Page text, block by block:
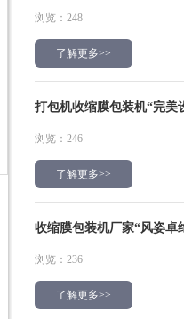
浏览：248
了解更多>>
打包机收缩膜包装机“完美
浏览：246
了解更多>>
收缩膜包装机厂家“风姿卓
浏览：236
了解更多>>